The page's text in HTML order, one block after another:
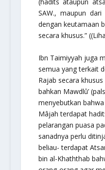
(hadits ataupun
SAW., maupun
dengan keutamaan
secara khusus.”
Ibn Taimiyyah juga
semua yang terkait
Rajab secara
bahkan Mawdlû’
menyebutkan
Mâjah terdapat
pelarangan puasa
sanadnya perlu
beliau- terdapat
bin al-Khaththab